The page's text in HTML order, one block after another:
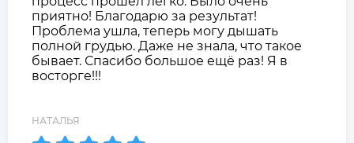
приятно! Благодарю за результат!
Проблема ушла, теперь могу дышать
полной грудью. Даже не знала, что такое
бывает. Спасибо большое ещё раз! Я в
восторге!!!
НАТАЛЬЯ